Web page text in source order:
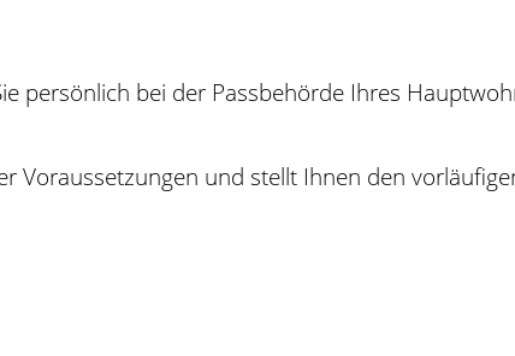
persönlich bei der Passbehörde Ihres
Voraussetzungen und stellt Ihnen den